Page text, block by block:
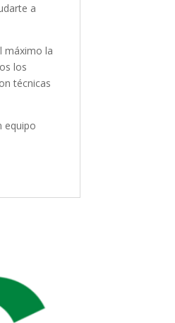
a
máximo la
los
técnicas
equipo